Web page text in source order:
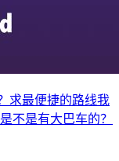
求最便捷的路线我
不是有大巴车的？